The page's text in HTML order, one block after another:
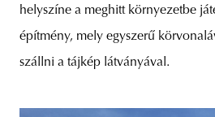
helyszíne a meghitt környezetbe
építmény, mely egyszerű
szállni a tájkép látványával.